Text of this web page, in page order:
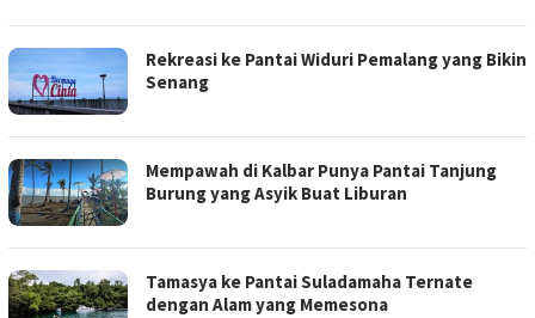
Rekreasi ke Pantai Widuri Pemalang yang Bikin
Senang
Mempawah di Kalbar Punya Pantai Tanjung
Burung yang Asyik Buat Liburan
Tamasya ke Pantai Suladamaha Ternate
dengan Alam yang Memesona